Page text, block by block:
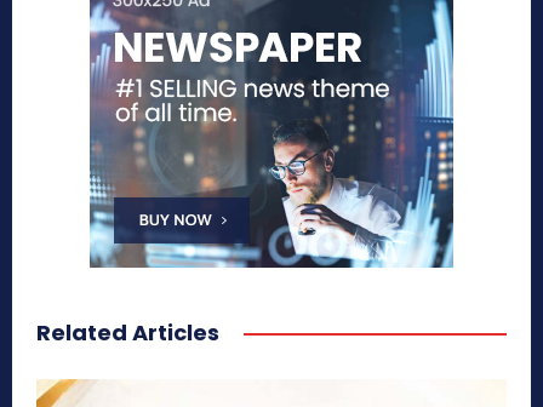
Related Articles